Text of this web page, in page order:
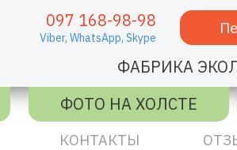
097 168-98-98
Viber, WhatsApp, Skype
ФАБРИКА
ФОТО НА ХОЛСТЕ
КОНТАКТЫ